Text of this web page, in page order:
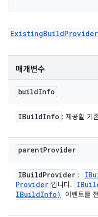
ExistingBuildProvider
매개변수
buildInfo
IBuildInfo : 제공할 기
parentProvider
IBuildProvider :
Provider 입니다.
IBuildInfo) 이벤트를